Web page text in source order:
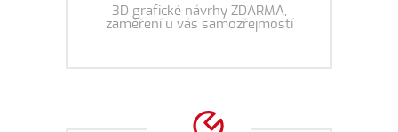
3D grafické návrhy ZDARMA,
zaměření u vás samozřejmostí